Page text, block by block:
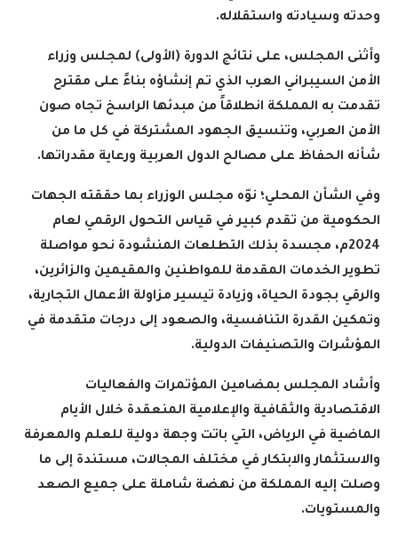
وحدته وسيادته واستقلاله.
وأثنى المجلس، على نتائج الدورة (الأولى) لمجلس وزراء
الأمن السيبراني العرب الذي تم إنشاؤه بناءً على مقترح
تقدمت به المملكة انطلاقاً من مبدئها الراسخ تجاه صون
الأمن العربي، وتنسيق الجهود المشتركة في كل ما من
شأنه الحفاظ على مصالح الدول العربية ورعاية مقدراتها.
وفي الشأن المحلي؛ نوّه مجلس الوزراء بما حققته الجهات
الحكومية من تقدم كبير في قياس التحول الرقمي لعام
2024م، مجسدة بذلك التطلعات المنشودة نحو مواصلة
تطوير الخدمات المقدمة للمواطنين والمقيمين والزائرين،
والرقي بجودة الحياة، وزيادة تيسير مزاولة الأعمال التجارية،
وتمكين القدرة التنافسية، والصعود إلى درجات متقدمة في
المؤشرات والتصنيفات الدولية.
وأشاد المجلس بمضامين المؤتمرات والفعاليات
الاقتصادية والثقافية والإعلامية المنعقدة خلال الأيام
الماضية في الرياض، التي باتت وجهة دولية للعلم والمعرفة
والاستثمار والابتكار في مختلف المجالات، مستندة إلى ما
وصلت إليه المملكة من نهضة شاملة على جميع الصعد
والمستويات.